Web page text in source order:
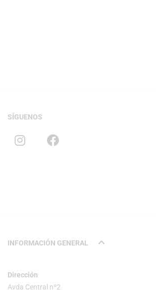
SÍGUENOS
INFORMACIÓN GENERAL
Dirección
Avda Central nº2